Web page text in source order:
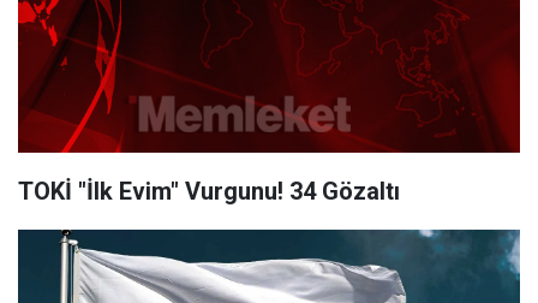
TOKİ "İlk Evim" Vurgunu! 34 Gözaltı